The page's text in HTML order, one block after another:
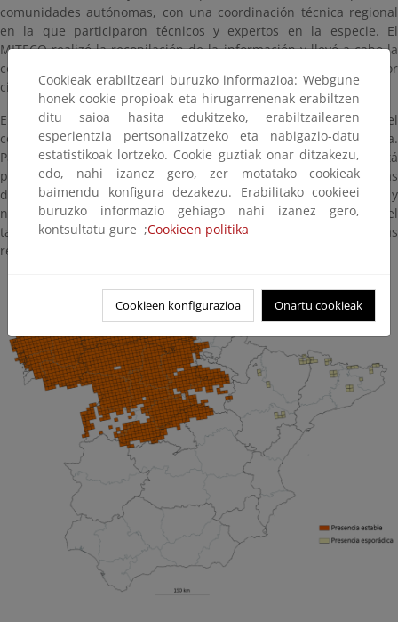
comunidades autónomas, con una coordinación técnica regional
en la que participaron técnicos y expertos en la especie. El
MITECO realizó la recopilación de la información y llevó a cabo la
coordinación nacional, contando para ello con un coordinador
científico.
El resultado del censo nacional incluye, por una parte, el
conocimiento sobre la distribución de la especie en toda España.
Para ello, se ha constatado tanto el área donde la especie está
presente, formando manadas reproductoras, como las zonas
donde existe presencia esporádica de ejemplares dispersantes y
normalmente aislados. Por otra parte, el censo cuantifica el
tamaño de la población a través del número de manadas
reproductoras existentes.
Cookieak erabiltzeari buruzko informazioa: Webgune
honek cookie propioak eta hirugarrenenak erabiltzen
ditu saioa hasita edukitzeko, erabiltzailearen
esperientzia pertsonalizatzeko eta nabigazio-datu
estatistikoak lortzeko. Cookie guztiak onar ditzakezu,
edo, nahi izanez gero, zer motatako cookieak
baimendu konfigura dezakezu. Erabilitako cookieei
buruzko informazio gehiago nahi izanez gero,
kontsultatu gure ;Cookieen politika
Cookieen konfigurazioa Onartu cookieak